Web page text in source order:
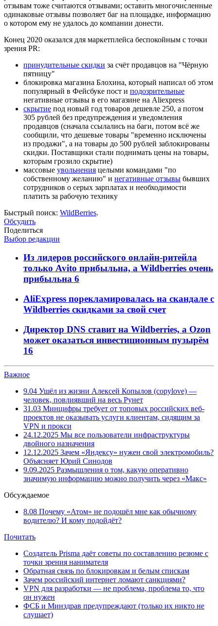
отзывам тоже считаются отзывами; оставить многочисленные
одинаковые отзывы позволяет баг на площадке, информацию
о котором ему не удалось до компании донести.
Конец 2020 оказался для маркетплейса беспокойным с точки
зрения PR:
принудительные скидки за счёт продавцов на "Чёрную
пятницу"
блокировка магазина Блохина, который написал об этом
популярный в Фейсбуке пост и подозрительные
негативные отзывы в его магазине на Aliexpress
скрытие под новый год товаров дешевле 250, а потом
305 рублей без предупреждения и уведомления
продавцов (сначала ссылались на баги, потом всё же
сообщили, что дешевые товары "временно исключены
из продажи", а на товары до 500 рублей заблокированы
скидки. Поставщики стали поднимать цены на товары,
которым грозило скрытие)
массовые увольнения целыми командами "по
собственному желанию" и негативные отзывы бывших
сотрудников о серых зарплатах и необходимости
платить за рабочую технику
Быстрый поиск: WildBerries.
Обсудить
Поделиться
Выбор редакции
Из лидеров российского онлайн-ритейла
только Avito прибыльна, а Wildberries очень
прибыльна 6
AliExpress порекламировалась на скандале с
Wildberries скидками за свой счет
Директор DNS ставит на Wildberries, а Ozon
может оказаться инвестиционным пузырём
16
Важное
9.04 Ушёл из жизни Алексей Копылов (copylove) —
человек, повлиявший на весь Рунет
31.03 Минцифры требует от топовых российских веб-
проектов не оказывать услуги клиентам, сидящим за
VPN и прокси
24.12.2025 Мы все пользователи инфраструктуры
двойного назначения
12.12.2025 Зачем «Яндексу» нужен свой электромобиль?
Объясняет Юрий Синодов
9.09.2025 Размышления о том, какую оперативно
значимую информацию можно получить через «Макс»
Обсуждаемое
8.08 Почему «Атом» не подошёл мне как обычному
водителю? И кому подойдёт?
Почитать
Создатель Prisma даёт советы по составлению резюме с
точки зрения нанимателя
Обратная связь по блокировкам и белым спискам
Зачем российский интернет ломают санкциями?
VPN для разработки — не проблема, проблема то, что
он нужен
ФСБ и Минздрав предупреждают (только их никто не
слушает)